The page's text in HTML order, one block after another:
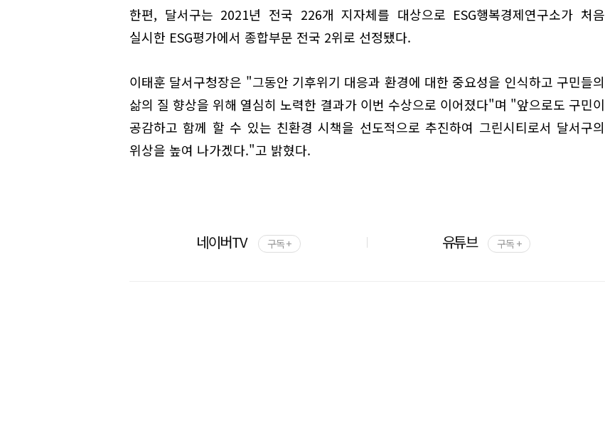
한편, 달서구는 2021년 전국 226개 지자체를 대상으로 ESG행복경제연구소가 처음
실시한 ESG평가에서 종합부문 전국 2위로 선정됐다.
이태훈 달서구청장은 "그동안 기후위기 대응과 환경에 대한 중요성을 인식하고 구민들의
삶의 질 향상을 위해 열심히 노력한 결과가 이번 수상으로 이어졌다"며 "앞으로도 구민이
공감하고 함께 할 수 있는 친환경 시책을 선도적으로 추진하여 그린시티로서 달서구의
위상을 높여 나가겠다."고 밝혔다.
네이버TV 구독 + 유튜브 구독 +